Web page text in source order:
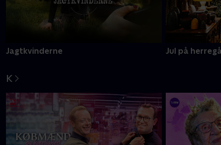
Jagtkvinderne Jul på
K